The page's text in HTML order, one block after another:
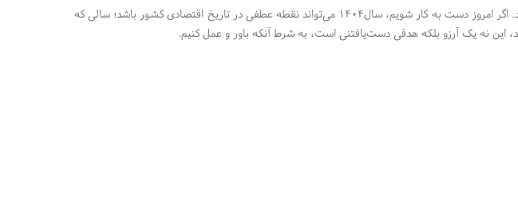
دولت، بخش خصوصی و مردم، هر کدام نقشی کلیدی دارند. اگر امروز دست به کار شویم، سال۱۴۰۴ می‌تواند نقطه عطفی در تاریخ اقتصادی کشور باشد؛ سالی که
این نه یک آرزو بلکه هدفی دست‌یافتنی است، به شرط آنکه باور و عمل کنیم.